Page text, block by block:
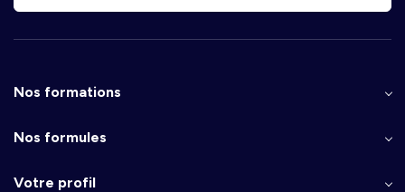
Nos formations
Nos formules
Votre profil